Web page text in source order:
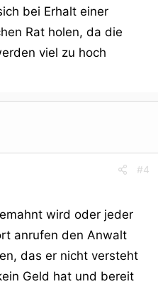
bei Erhalt einer
Rat holen, da die
viel zu hoch
#4
wird oder jeder
anrufen den Anwalt
das er nicht versteht
Geld hat und bereit